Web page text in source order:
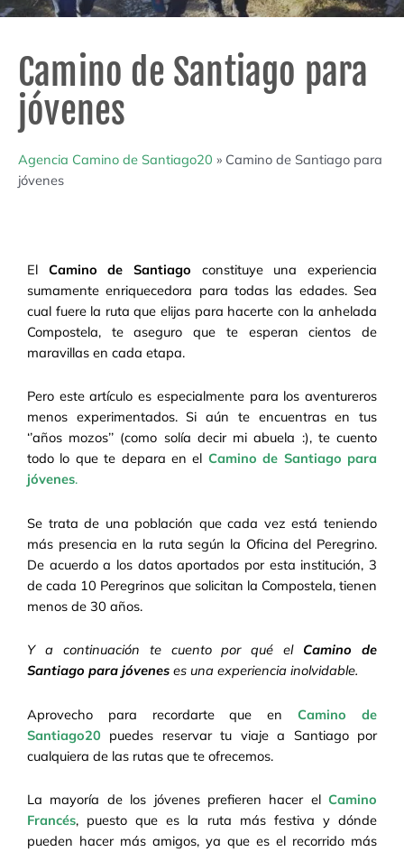
Camino de Santiago para
jóvenes
Agencia Camino de Santiago20 » Camino de Santiago para
jóvenes
El Camino de Santiago constituye una experiencia
sumamente enriquecedora para todas las edades. Sea
cual fuere la ruta que elijas para hacerte con la anhelada
Compostela, te aseguro que te esperan cientos de
maravillas en cada etapa.
Pero este artículo es especialmente para los aventureros
menos experimentados. Si aún te encuentras en tus
‘’años mozos’’ (como solía decir mi abuela :), te cuento
todo lo que te depara en el Camino de Santiago para
jóvenes.
Se trata de una población que cada vez está teniendo
más presencia en la ruta según la Oficina del Peregrino.
De acuerdo a los datos aportados por esta institución, 3
de cada 10 Peregrinos que solicitan la Compostela, tienen
menos de 30 años.
Y a continuación te cuento por qué el Camino de
Santiago para jóvenes es una experiencia inolvidable.
Aprovecho para recordarte que en
Camino de
Santiago20 puedes reservar tu viaje a Santiago por
cualquiera de las rutas que te ofrecemos.
La mayoría de los jóvenes prefieren hacer el Camino
Francés, puesto que es la ruta más festiva y dónde
pueden hacer más amigos, ya que es el recorrido más